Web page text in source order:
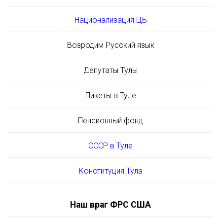
Национализация ЦБ
Возродим Русский язык
Депутаты Тулы
Пикеты в Туле
Пенсионный фонд
СССР в Туле
Конституция Тула
Наш враг ФРС США